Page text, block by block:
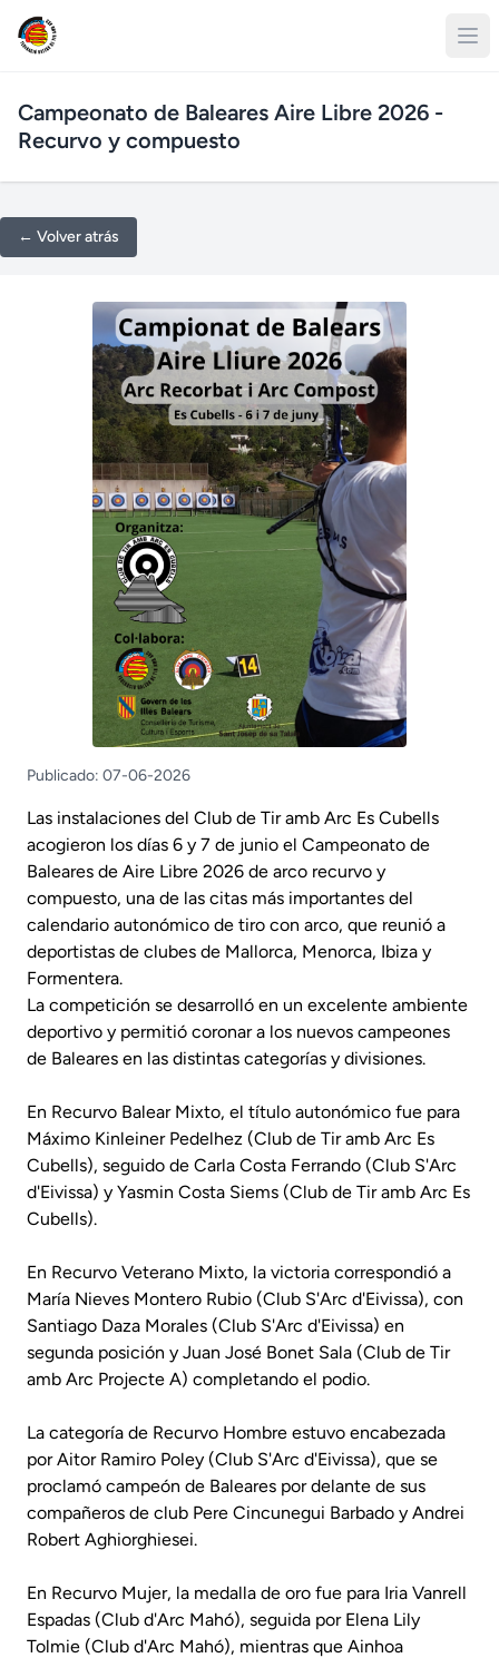
Campeonato de Baleares Aire Libre 2026 -
Recurvo y compuesto
← Volver atrás
Publicado: 07-06-2026
Las instalaciones del Club de Tir amb Arc Es Cubells
acogieron los días 6 y 7 de junio el Campeonato de
Baleares de Aire Libre 2026 de arco recurvo y
compuesto, una de las citas más importantes del
calendario autonómico de tiro con arco, que reunió a
deportistas de clubes de Mallorca, Menorca, Ibiza y
Formentera.
La competición se desarrolló en un excelente ambiente
deportivo y permitió coronar a los nuevos campeones
de Baleares en las distintas categorías y divisiones.
En Recurvo Balear Mixto, el título autonómico fue para
Máximo Kinleiner Pedelhez (Club de Tir amb Arc Es
Cubells), seguido de Carla Costa Ferrando (Club S'Arc
d'Eivissa) y Yasmin Costa Siems (Club de Tir amb Arc Es
Cubells).
En Recurvo Veterano Mixto, la victoria correspondió a
María Nieves Montero Rubio (Club S'Arc d'Eivissa), con
Santiago Daza Morales (Club S'Arc d'Eivissa) en
segunda posición y Juan José Bonet Sala (Club de Tir
amb Arc Projecte A) completando el podio.
La categoría de Recurvo Hombre estuvo encabezada
por Aitor Ramiro Poley (Club S'Arc d'Eivissa), que se
proclamó campeón de Baleares por delante de sus
compañeros de club Pere Cincunegui Barbado y Andrei
Robert Aghiorghiesei.
En Recurvo Mujer, la medalla de oro fue para Iria Vanrell
Espadas (Club d'Arc Mahó), seguida por Elena Lily
Tolmie (Club d'Arc Mahó), mientras que Ainhoa